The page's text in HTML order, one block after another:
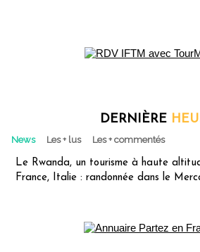
DERNIÈRE
News Les + lus Les + commentés
Le Rwanda, un tourisme à haute
France, Italie : randonnée dans le